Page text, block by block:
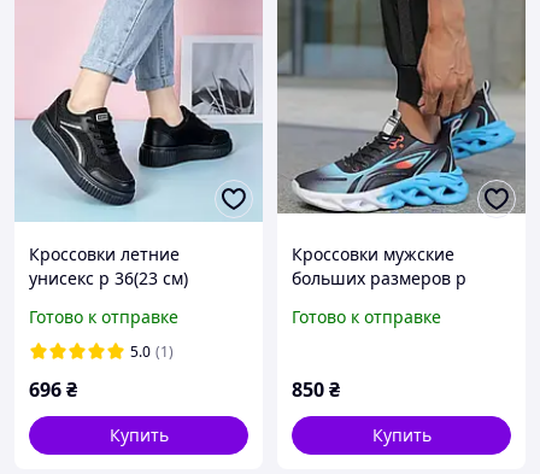
Кроссовки летние
унисекс р 36(23 см)
Готово к отправке
5.0 (1)
696₴
Купить
Кроссовки мужские
больших размеров р
Готово к отправке
850₴
Купить